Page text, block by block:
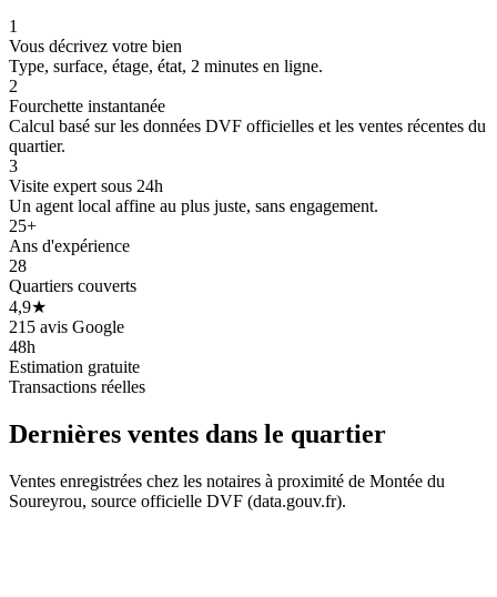
1
Vous décrivez votre bien
Type, surface, étage, état, 2 minutes en ligne.
2
Fourchette instantanée
Calcul basé sur les données DVF officielles et les ventes récentes du
quartier.
3
Visite expert sous 24h
Un agent local affine au plus juste, sans engagement.
25+
Ans d'expérience
28
Quartiers couverts
4,9★
215 avis Google
48h
Estimation gratuite
Transactions réelles
Dernières ventes dans le quartier
Ventes enregistrées chez les notaires à proximité de Montée du
Soureyrou, source officielle DVF (data.gouv.fr).